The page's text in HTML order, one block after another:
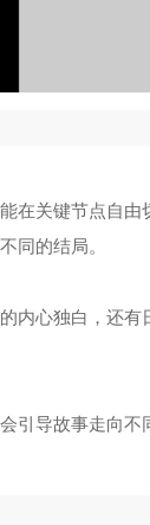
在关键节点自
同的结局。
内心独白，还
引导故事走向